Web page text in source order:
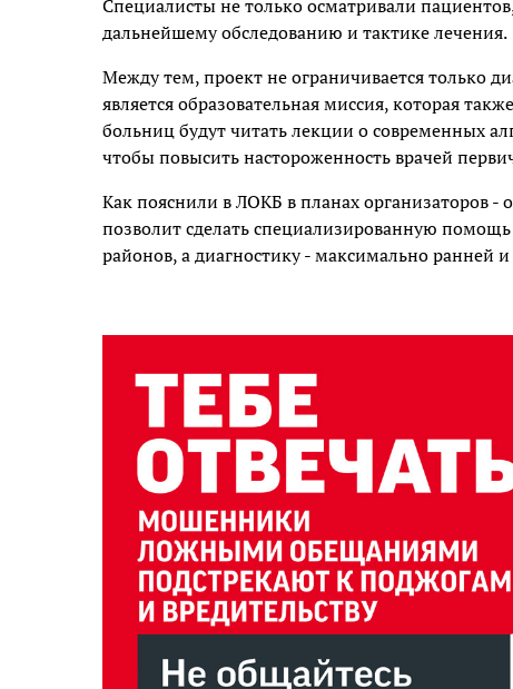
Специалисты не только осматривали
дальнейшему обследованию и тактике лечения.
Между тем, проект не ограничивается только
является образовательная миссия, которая
больниц будут читать лекции о современных
чтобы повысить настороженность врачей
Как пояснили в ЛОКБ в планах организаторов -
позволит сделать специализированную
районов, а диагностику - максимально ранней